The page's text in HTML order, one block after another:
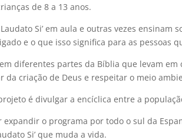
de 8 a 13 anos.
Si’ em aula e outras vezes
e o que isso significa para as pessoas
diferentes partes da Bíblia que levam em
da criação de Deus e respeitar o meio
é divulgar a encíclica entre a
o programa por todo o sul da
Si’ que muda a vida.